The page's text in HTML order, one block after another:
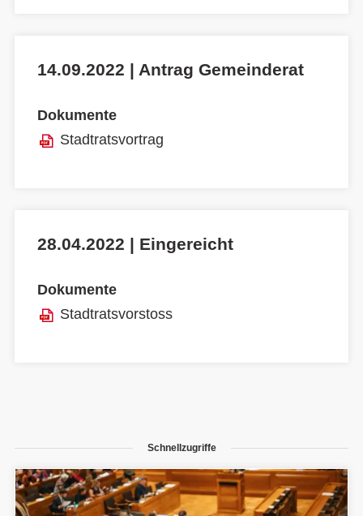
14.09.2022 | Antrag Gemeinderat
Dokumente
Stadtratsvortrag
28.04.2022 | Eingereicht
Dokumente
Stadtratsvorstoss
Schnellzugriffe